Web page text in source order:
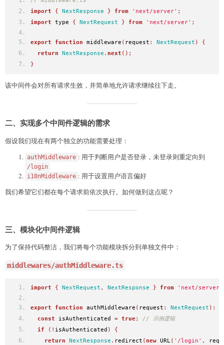
import
{ NextResponse } from 'next/server' ;
import type { NextRequest } from 'next/server' ;
export function middleware ( request : NextRequest )
{
return
NextResponse . next ();
}
该中间件会对所有请求生效，并简单地允许请求继续往下走。
二、实现多个中间件逻辑的需求
假设我们现在有两个独立的功能需要处理：
authMiddleware : 用于判断用户是否登录，未登录则重定向到
/login
i18nMiddleware : 用于设置用户语言偏好
我们希望它们都在每个请求前依次执行。如何做到这点呢？
三、模块化中间件逻辑
为了保持代码整洁，我们将每个功能模块拆分到单独文件中：
middlewares/authMiddleware.ts
import { NextRequest , NextResponse } from 'next/server'
export function authMiddleware ( request : NextRequest ):
const isAuthenticated = true;
// 示例逻辑
if
(! isAuthenticated )
{
return
NextResponse . redirect ( new URL( '/login' ,